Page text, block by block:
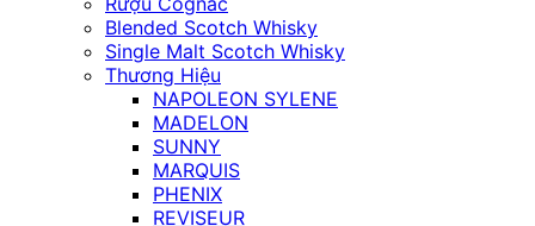
Blended Scotch Whisky
Single Malt Scotch Whisky
Thương Hiệu
NAPOLEON SYLENE
MADELON
SUNNY
MARQUIS
PHENIX
REVISEUR